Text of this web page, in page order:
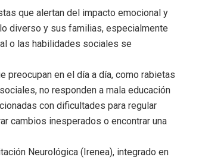
que alertan del impacto emocional y
diverso y sus familias, especialmente
o las habilidades sociales se
preocupan en el día a día, como rabietas
no responden a mala educación
con dificultades para regular
cambios inesperados o encontrar una
Neurológica (Irenea), integrado en